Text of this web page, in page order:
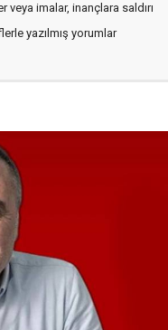
imalar, inançlara saldırı
yazılmış yorumlar